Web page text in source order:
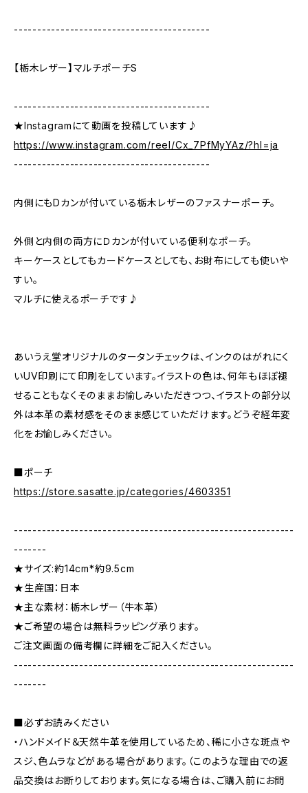
------------------------------------------
【栃木レザー】マルチポーチS
------------------------------------------
★Instagramにて動画を投稿しています♪
https://www.instagram.com/reel/Cx_7PfMyYAz/?hl=ja
------------------------------------------
内側にもDカンが付いている栃木レザーのファスナーポーチ。
外側と内側の両方にＤカンが付いている便利なポーチ。
キーケースとしてもカードケースとしても、お財布にしても使いや
すい。
マルチに使えるポーチです♪
あいうえ堂オリジナルのタータンチェックは、インクのはがれにく
いUV印刷にて印刷をしています。イラストの色は、何年もほぼ褪
せることもなくそのままお愉しみいただきつつ、イラストの部分以
外は本革の素材感をそのまま感じていただけます。どうぞ経年変
化をお愉しみください。
■ポーチ
https://store.sasatte.jp/categories/4603351
------------------------------------------------------------
-------
★サイズ:約14cm*約9.5cm
★生産国：日本
★主な素材：栃木レザー（牛本革）
★ご希望の場合は無料ラッピング承ります。
ご注文画面の備考欄に詳細をご記入ください。
------------------------------------------------------------
-------
■必ずお読みください
・ハンドメイド＆天然牛革を使用しているため、稀に小さな斑点や
スジ、色ムラなどがある場合があります。（このような理由での返
品交換はお断りしております。気になる場合は、ご購入前にお問